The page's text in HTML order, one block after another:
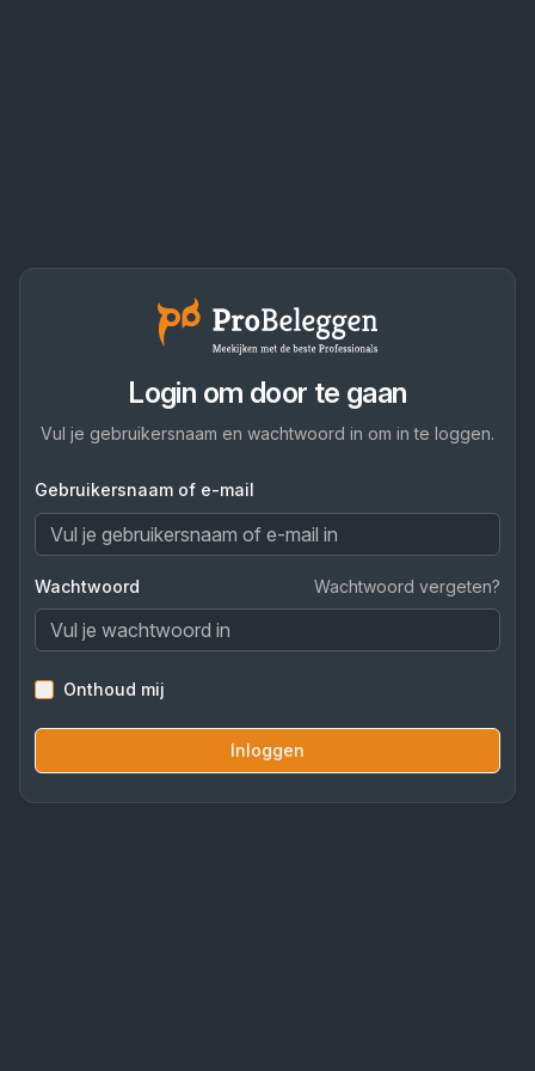
Login om door te gaan
Vul je gebruikersnaam en wachtwoord in om in te loggen.
Gebruikersnaam of e-mail
Wachtwoord Wachtwoord vergeten?
Onthoud mij
Inloggen